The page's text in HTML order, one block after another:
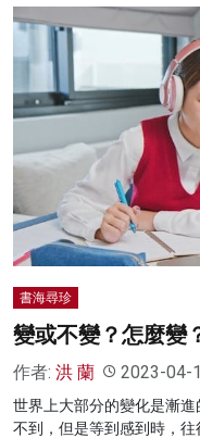
書海尋珍
變或不變？怎麼變
作者: 洪 蘭 2023-04-
世界上大部分的變化是漸
不到，但是等到感到時，